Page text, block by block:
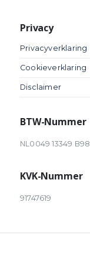
Privacy
Privacyverklaring
Cookieverklaring
Disclaimer
BTW-Nummer
NL0049 13349 B98
KVK-Nummer
91747619